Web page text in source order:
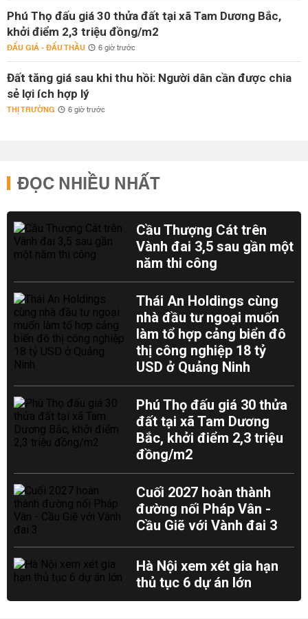
Phú Thọ đấu giá 30 thửa đất tại xã Tam Dương Bắc,
khởi điểm 2,3 triệu đồng/m2
ĐẤU GIÁ - ĐẤU THẦU 6 giờ trước
Đất tăng giá sau khi thu hồi: Người dân cần được chia
sẻ lợi ích hợp lý
THỊ TRƯỜNG 6 giờ trước
ĐỌC NHIỀU NHẤT
Cầu Thượng Cát trên
Vành đai 3,5 sau gần một
năm thi công
Thái An Holdings cùng
nhà đầu tư ngoại muốn
làm tổ hợp cảng biển đô
thị công nghiệp 18 tỷ
USD ở Quảng Ninh
Phú Thọ đấu giá 30 thửa
đất tại xã Tam Dương
Bắc, khởi điểm 2,3 triệu
đồng/m2
Cuối 2027 hoàn thành
đường nối Pháp Vân -
Cầu Giẽ với Vành đai 3
Hà Nội xem xét gia hạn
thủ tục 6 dự án lớn